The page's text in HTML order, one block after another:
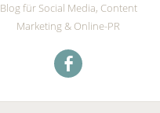
Blog für Social Media, Content
Marketing & Online-PR